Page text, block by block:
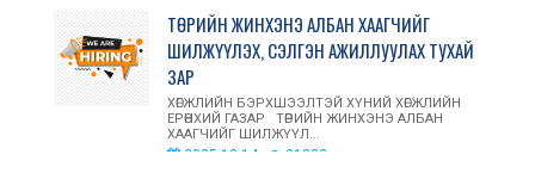
ТӨРИЙН ЖИНХЭНЭ АЛБАН ХААГЧИЙГ
ШИЛЖҮҮЛЭХ, СЭЛГЭН АЖИЛЛУУЛАХ ТУХАЙ
ЗАР
ХӨГЖЛИЙН БЭРХШЭЭЛТЭЙ ХҮНИЙ ХӨГЖЛИЙН
ЕРӨНХИЙ ГАЗАР ТӨРИЙН ЖИНХЭНЭ АЛБАН
ХААГЧИЙГ ШИЛЖҮҮЛ...
2025-10-14 21382